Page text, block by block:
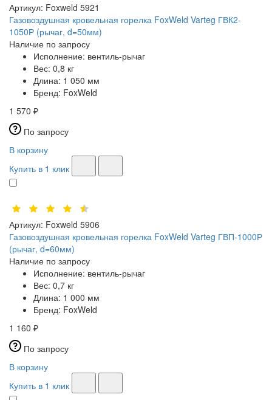
Артикул: Foxweld 5921
Газовоздушная кровельная горелка FoxWeld Varteg ГВК2-
1050Р (рычаг, d=50мм)
Наличие по запросу
Исполнение: вентиль-рычаг
Вес: 0,8 кг
Длина: 1 050 мм
Бренд: FoxWeld
1 570 ₽
По запросу
В корзину
Купить в 1 клик
Артикул: Foxweld 5906
Газовоздушная кровельная горелка FoxWeld Varteg ГВП-1000Р
(рычаг, d=60мм)
Наличие по запросу
Исполнение: вентиль-рычаг
Вес: 0,7 кг
Длина: 1 000 мм
Бренд: FoxWeld
1 160 ₽
По запросу
В корзину
Купить в 1 клик